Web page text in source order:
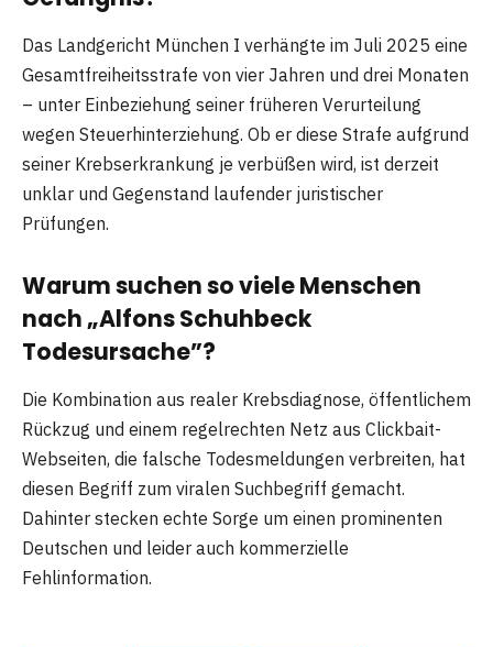
Das Landgericht München I verhängte im Juli 2025 eine
Gesamtfreiheitsstrafe von vier Jahren und drei Monaten
– unter Einbeziehung seiner früheren Verurteilung
wegen Steuerhinterziehung. Ob er diese Strafe aufgrund
seiner Krebserkrankung je verbüßen wird, ist derzeit
unklar und Gegenstand laufender juristischer
Prüfungen.
Warum suchen so viele Menschen
nach „Alfons Schuhbeck
Todesursache”?
Die Kombination aus realer Krebsdiagnose, öffentlichem
Rückzug und einem regelrechten Netz aus Clickbait-
Webseiten, die falsche Todesmeldungen verbreiten, hat
diesen Begriff zum viralen Suchbegriff gemacht.
Dahinter stecken echte Sorge um einen prominenten
Deutschen und leider auch kommerzielle
Fehlinformation.